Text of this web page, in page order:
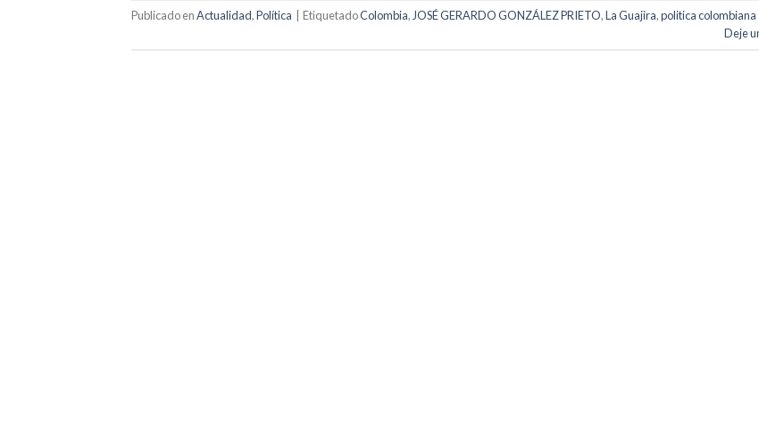
Publicado enActualidad,Política EtiquetadoColombia, JOSÉ GERARDO GONZÁLEZ PRIETO,La Guajira,politica colombiana
Deje